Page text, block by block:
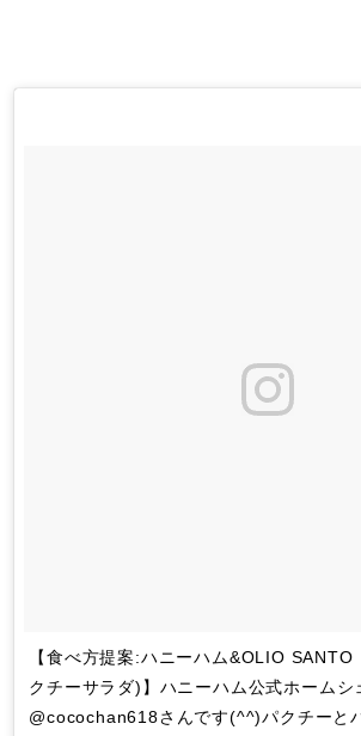
【食べ方提案:ハニーハム&OLIO SANTO
クチーサラダ)】ハニーハム公式ホームシ
@cocochan618さんです(^^)パクチーと